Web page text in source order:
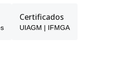
a UK qualified mountaineering
as a UIAGM after that.
Certificados
UIAGM | IFMGA